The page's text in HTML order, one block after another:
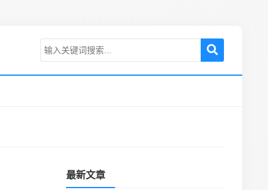
最新文章